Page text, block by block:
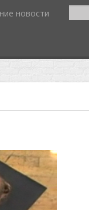
новости